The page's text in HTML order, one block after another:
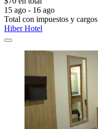
15 ago - 16 ago
Total con impuestos y cargos
Hiber Hotel